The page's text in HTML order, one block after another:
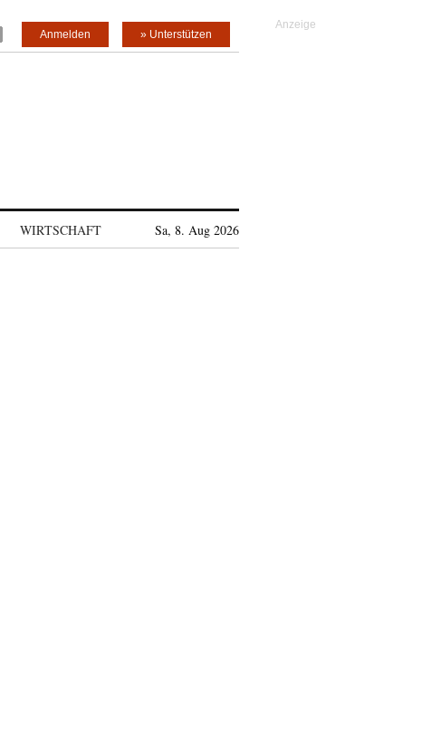
» Unterstützen
Anmelden
WIRTSCHAFT Sa, 8. Aug 2026